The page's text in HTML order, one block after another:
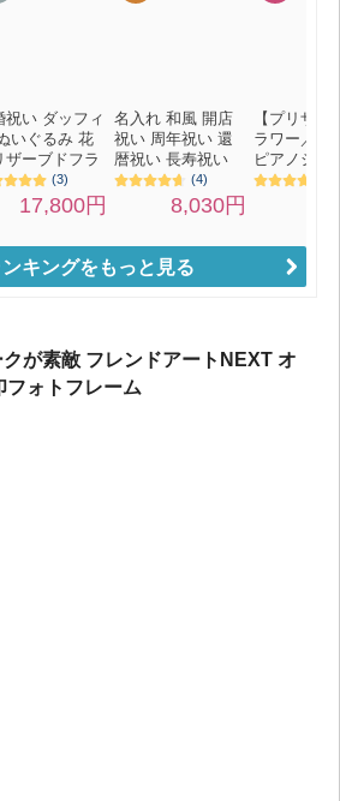
ンキングをもっと見る
が素敵 フレンドアートNEXT オ
フォトフレーム